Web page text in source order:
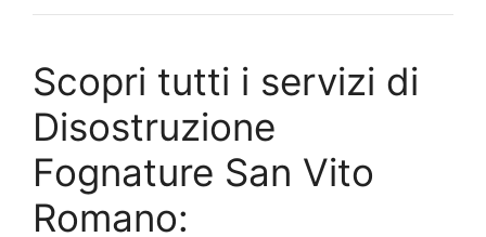
Scopri tutti i servizi di
Disostruzione
Fognature San Vito
Romano: